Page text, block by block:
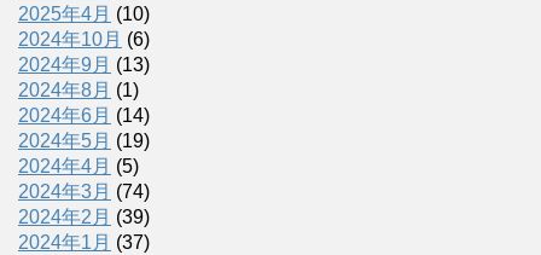
2025年4月 (10)
2024年10月 (6)
2024年9月 (13)
2024年8月 (1)
2024年6月 (14)
2024年5月 (19)
2024年4月 (5)
2024年3月 (74)
2024年2月 (39)
2024年1月 (37)